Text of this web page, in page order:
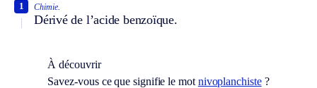
Chimie.
Dérivé de l’acide benzoïque.
1
À découvrir
Savez-vous ce que signifie le mot nivoplanchiste?